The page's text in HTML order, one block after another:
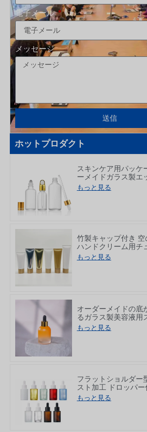
電子メール
メッセージ
送信
ホットプロダクト
スキンケア用パッケ
ーメイドガラス製エ
イルドロッパーボト
もっと見る
竹製キャップ付き 空
ハンドクリーム用チ
50/80/100/150g
もっと見る
オーダーメイドの底
るガラス製美容液用
30ml
もっと見る
フラットショルダー
スト加工 ドロッパー
ラス瓶 10/30/50/
もっと見る